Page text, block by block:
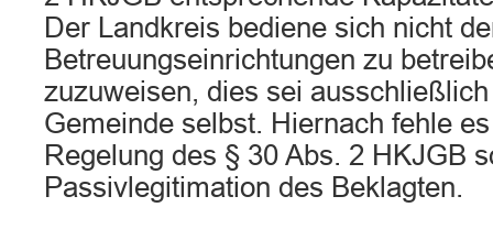
Der Landkreis bediene sich nicht
Betreuungseinrichtungen zu
zuzuweisen, dies sei
Gemeinde selbst. Hiernach fehle
Regelung des § 30 Abs. 2 HKJGB
Passivlegitimation des Beklagten.